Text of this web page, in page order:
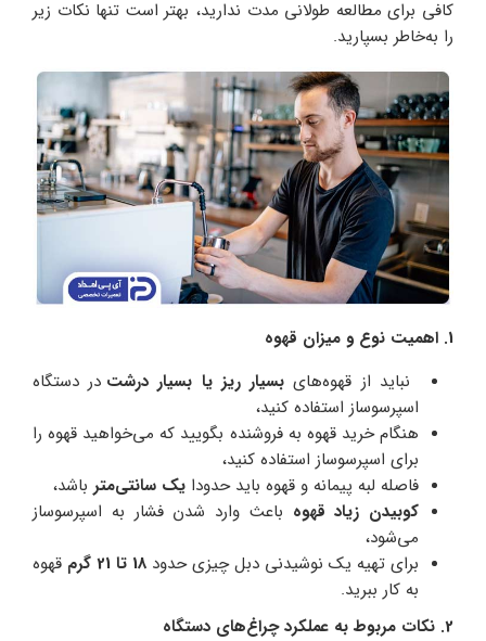
کافی برای مطالعه طولانی مدت ندارید، بهتر است تنها نکات زیر
را به‌خاطر بسپارید.
1. اهمیت نوع و میزان قهوه
نباید از قهوه‌های بسیار ریز یا بسیار درشت در دستگاه
اسپرسوساز استفاده کنید،
هنگام خرید قهوه به فروشنده بگویید که می‌خواهید قهوه را
برای اسپرسوساز استفاده کنید،
فاصله لبه پیمانه و قهوه باید حدودا یک سانتی‌متر باشد،
کوبیدن زیاد قهوه باعث وارد شدن فشار به اسپرسوساز
می‌شود،
برای تهیه یک نوشیدنی دبل چیزی حدود
قهوه
به کار ببرید.
2. نکات مربوط به عملکرد چراغ‌های دستگاه